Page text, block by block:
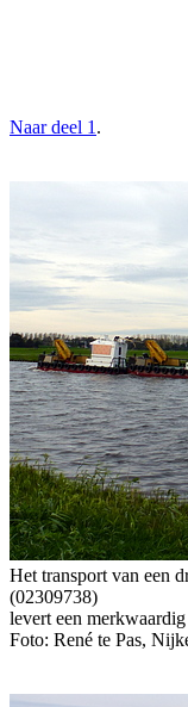
Naar deel 1 .
Het transport van een
(02309738)
levert een
Foto: René te Pas,